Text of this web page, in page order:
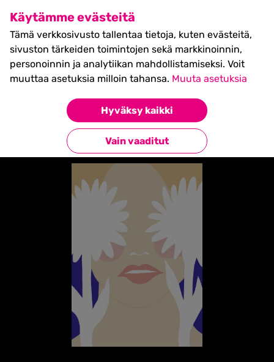
Käytämme evästeitä
Tämä verkkosivusto tallentaa tietoja, kuten evästeitä,
sivuston tärkeiden toimintojen sekä markkinoinnin,
personoinnin ja analytiikan mahdollistamiseksi. Voit
muuttaa asetuksia milloin tahansa. Muuta asetuksia
Hyväksy kaikki
Vain vaaditut
SHIFT Business Festival
27.5.2027, Turku - liput
myynnissä nyt! >>
Emilia Pykäri
Takaisin esiintyjiin